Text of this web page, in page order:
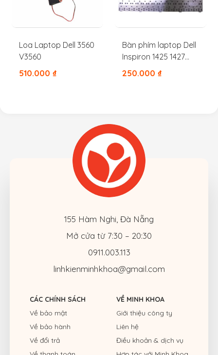
Loa Laptop Dell 3560
V3560
510.000 ₫
Bàn phím laptop Dell
Inspiron 1425 1427
1428 1430 1454 1410
250.000 ₫
CÁC CHÍNH SÁCH
Về bảo mật
Về bảo hành
Về đổi trả
155 Hàm Nghi, Đà Nẵng
Mở cửa từ 7:30 – 20:30
0911.003.113
linhkienminhkhoa@gmail.com
VỀ MINH KHOA
Giới thiệu công ty
Liên hệ
Điều khoản & dịch vụ